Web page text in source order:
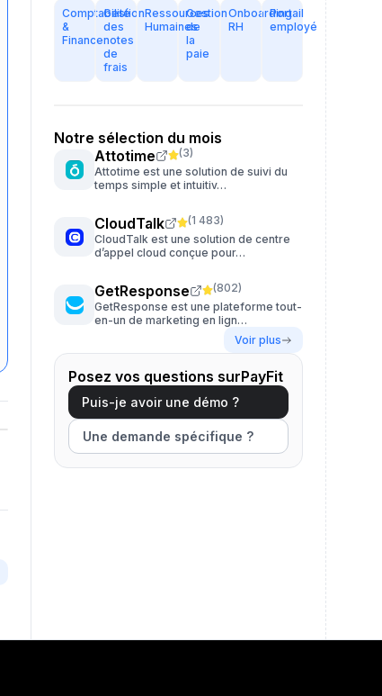
Comptabilité
&
Finance
Gestion
des
notes
de
frais
Ressources
Humaines
Gestion
de
la
paie
Onboarding
RH
Portail
employé
Notre sélection du mois
Attotime
(3)
Attotime est une solution de suivi du
temps simple et intuitiv…
CloudTalk (1 483)
CloudTalk est une solution de centre
d’appel cloud conçue pour…
GetResponse (802)
GetResponse est une plateforme tout-
en-un de marketing en lign…
Voir plus
Posez vos questions surPayFit
Puis-je avoir une démo ?
Une demande spécifique ?